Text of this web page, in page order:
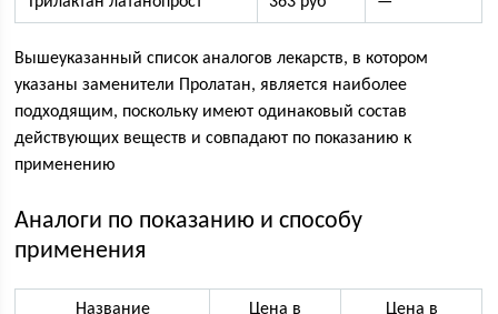
Вышеуказанный список аналогов лекарств, в котором
указаны заменители Пролатан, является наиболее
подходящим, поскольку имеют одинаковый состав
действующих веществ и совпадают по показанию к
применению
Аналоги по показанию и способу
применения
Название
Цена в
Цена в